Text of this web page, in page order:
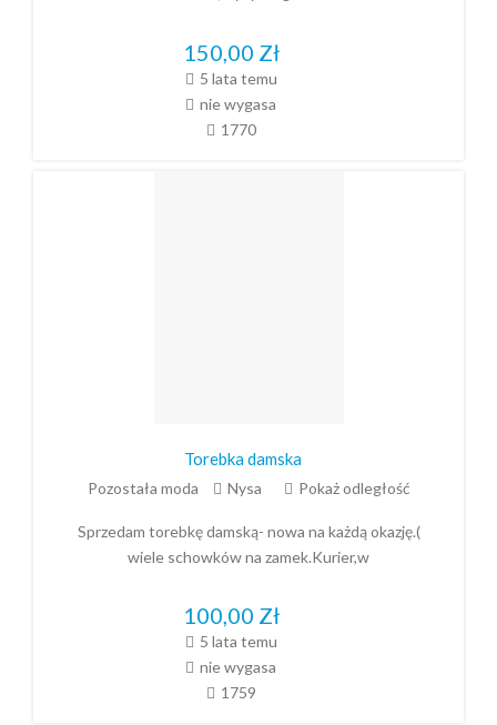
150,00 Zł
5 lata temu
nie wygasa
1770
Torebka damska
Pozostała moda Nysa Pokaż odległość
Sprzedam torebkę damską- nowa na każdą okazję.(
wiele schowków na zamek.Kurier,w
100,00 Zł
5 lata temu
nie wygasa
1759